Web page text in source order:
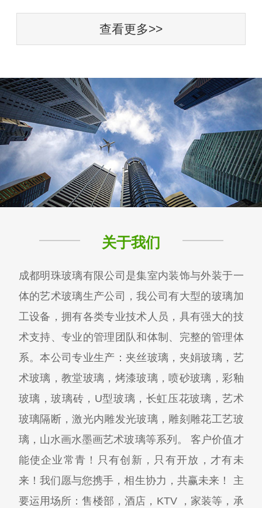
查看更多>>
关于我们
成都明珠玻璃有限公司是集室内装饰与外装于一
体的艺术玻璃生产公司，我公司有大型的玻璃加
工设备，拥有各类专业技术人员，具有强大的技
术支持、专业的管理团队和体制、完整的管理体
系。本公司专业生产：夹丝玻璃，夹娟玻璃，艺
术玻璃，教堂玻璃，烤漆玻璃，喷砂玻璃，彩釉
玻璃，玻璃砖，U型玻璃，长虹压花玻璃，艺术
玻璃隔断，激光内雕发光玻璃，雕刻雕花工艺玻
璃，山水画水墨画艺术玻璃等系列。 客户价值才
能使企业常青！只有创新，只有开放，才有未
来！我们愿与您携手，相生协力，共赢未来！ 主
要运用场所：售楼部，酒店，KTV ，家装等，承